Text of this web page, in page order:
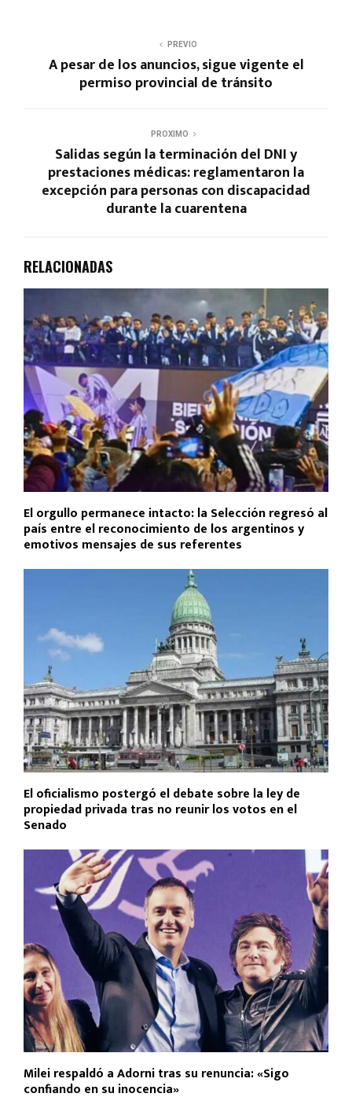
PREVIO
A pesar de los anuncios, sigue vigente el
permiso provincial de tránsito
PROXIMO
Salidas según la terminación del DNI y
prestaciones médicas: reglamentaron la
excepción para personas con discapacidad
durante la cuarentena
RELACIONADAS
El orgullo permanece intacto: la Selección regresó al
país entre el reconocimiento de los argentinos y
emotivos mensajes de sus referentes
El oficialismo postergó el debate sobre la ley de
propiedad privada tras no reunir los votos en el
Senado
Milei respaldó a Adorni tras su renuncia: «Sigo
confiando en su inocencia»